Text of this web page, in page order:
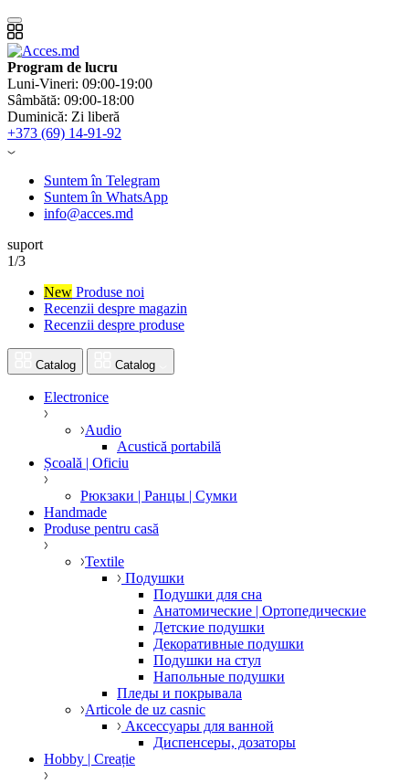
Program de lucru
Luni-Vineri: 09:00-19:00
Sâmbătă: 09:00-18:00
Duminică: Zi liberă
+373 (69) 14-91-92
Suntem în Telegram
Suntem în WhatsApp
info@acces.md
suport
1/3
New Produse noi
Recenzii despre magazin
Recenzii despre produse
Catalog Catalog
Electronice
Audio
Acustică portabilă
Școală | Oficiu
Рюкзаки | Ранцы | Сумки
Handmade
Produse pentru casă
Textile
Подушки
Подушки для сна
Анатомические | Ортопедические
Детские подушки
Декоративные подушки
Подушки на стул
Напольные подушки
Пледы и покрывала
Articole de uz casnic
Аксессуары для ванной
Диспенсеры, дозаторы
Hobby | Creație